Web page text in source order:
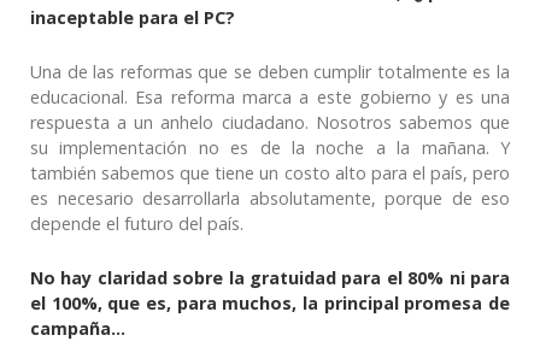
inaceptable para el PC?
Una de las reformas que se deben cumplir totalmente es la
educacional. Esa reforma marca a este gobierno y es una
respuesta a un anhelo ciudadano. Nosotros sabemos que
su implementación no es de la noche a la mañana. Y
también sabemos que tiene un costo alto para el país, pero
es necesario desarrollarla absolutamente, porque de eso
depende el futuro del país.
No hay claridad sobre la gratuidad para el 80% ni para
el 100%, que es, para muchos, la principal promesa de
campaña…